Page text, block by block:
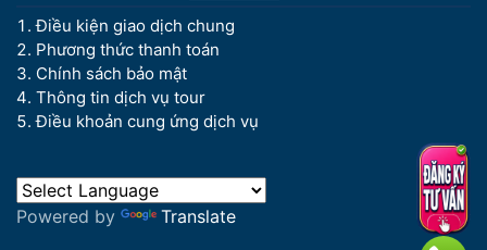
Điều kiện giao dịch chung
Phương thức thanh toán
Chính sách bảo mật
Thông tin dịch vụ tour
Điều khoản cung ứng dịch vụ
Powered by Translate